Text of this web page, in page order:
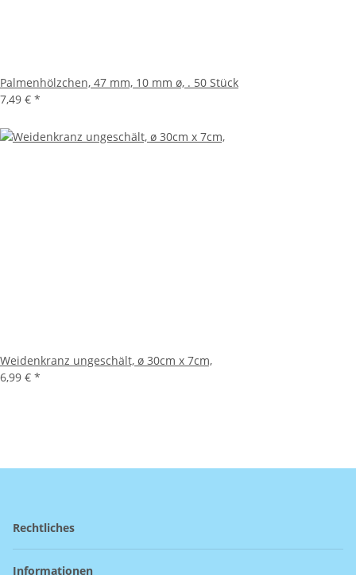
Palmenhölzchen, 47 mm, 10 mm ø, . 50 Stück
7,49 € *
Weidenkranz ungeschält, ø 30cm x 7cm,
6,99 € *
Rechtliches
Informationen